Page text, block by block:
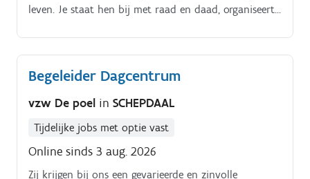
leven. Je staat hen bij met raad en daad, organiseert
van documenten en biedt een luisterend oor op
belangrijke momenten. Als begeleider ga je (meestal)
wekelijks op huisbezoek bij personen met een
bij mensen met een niet-aangeboren hersenletsel of
een autismespectrumstoornis We zoeken 2
de regio van Leuven of Demer-Dijle (Haacht e.o.)
wonen.
Begeleider Dagcentrum
vzw De poel in SCHEPDAAL
Tijdelijke jobs met optie vast
Online sinds 3 aug. 2026
Zij krijgen bij ons een gevarieerde en zinvolle